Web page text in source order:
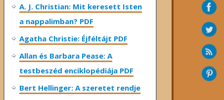
A. J. Christian: Mit keresett Isten
a nappalimban? PDF
Agatha Christie: Éjféltájt PDF
Allan és Barbara Pease: A
testbeszéd enciklopédiája PDF
Bert Hellinger: A ​szeretet rendje